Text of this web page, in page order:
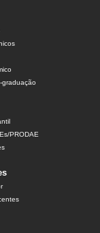
graduação
PRODAE